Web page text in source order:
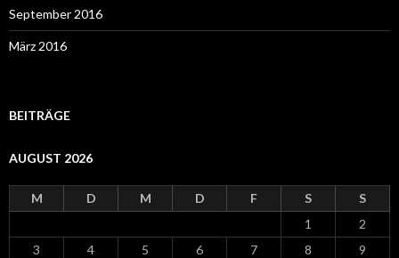
September 2016
März 2016
BEITRÄGE
AUGUST 2026
M D M D F S
S
1
2
3
4 5 6 7 8
9